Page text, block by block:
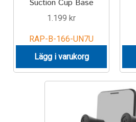
Suction Cup Base
1.199 kr
RAP-B-166-UN7U
Lägg i varukorg